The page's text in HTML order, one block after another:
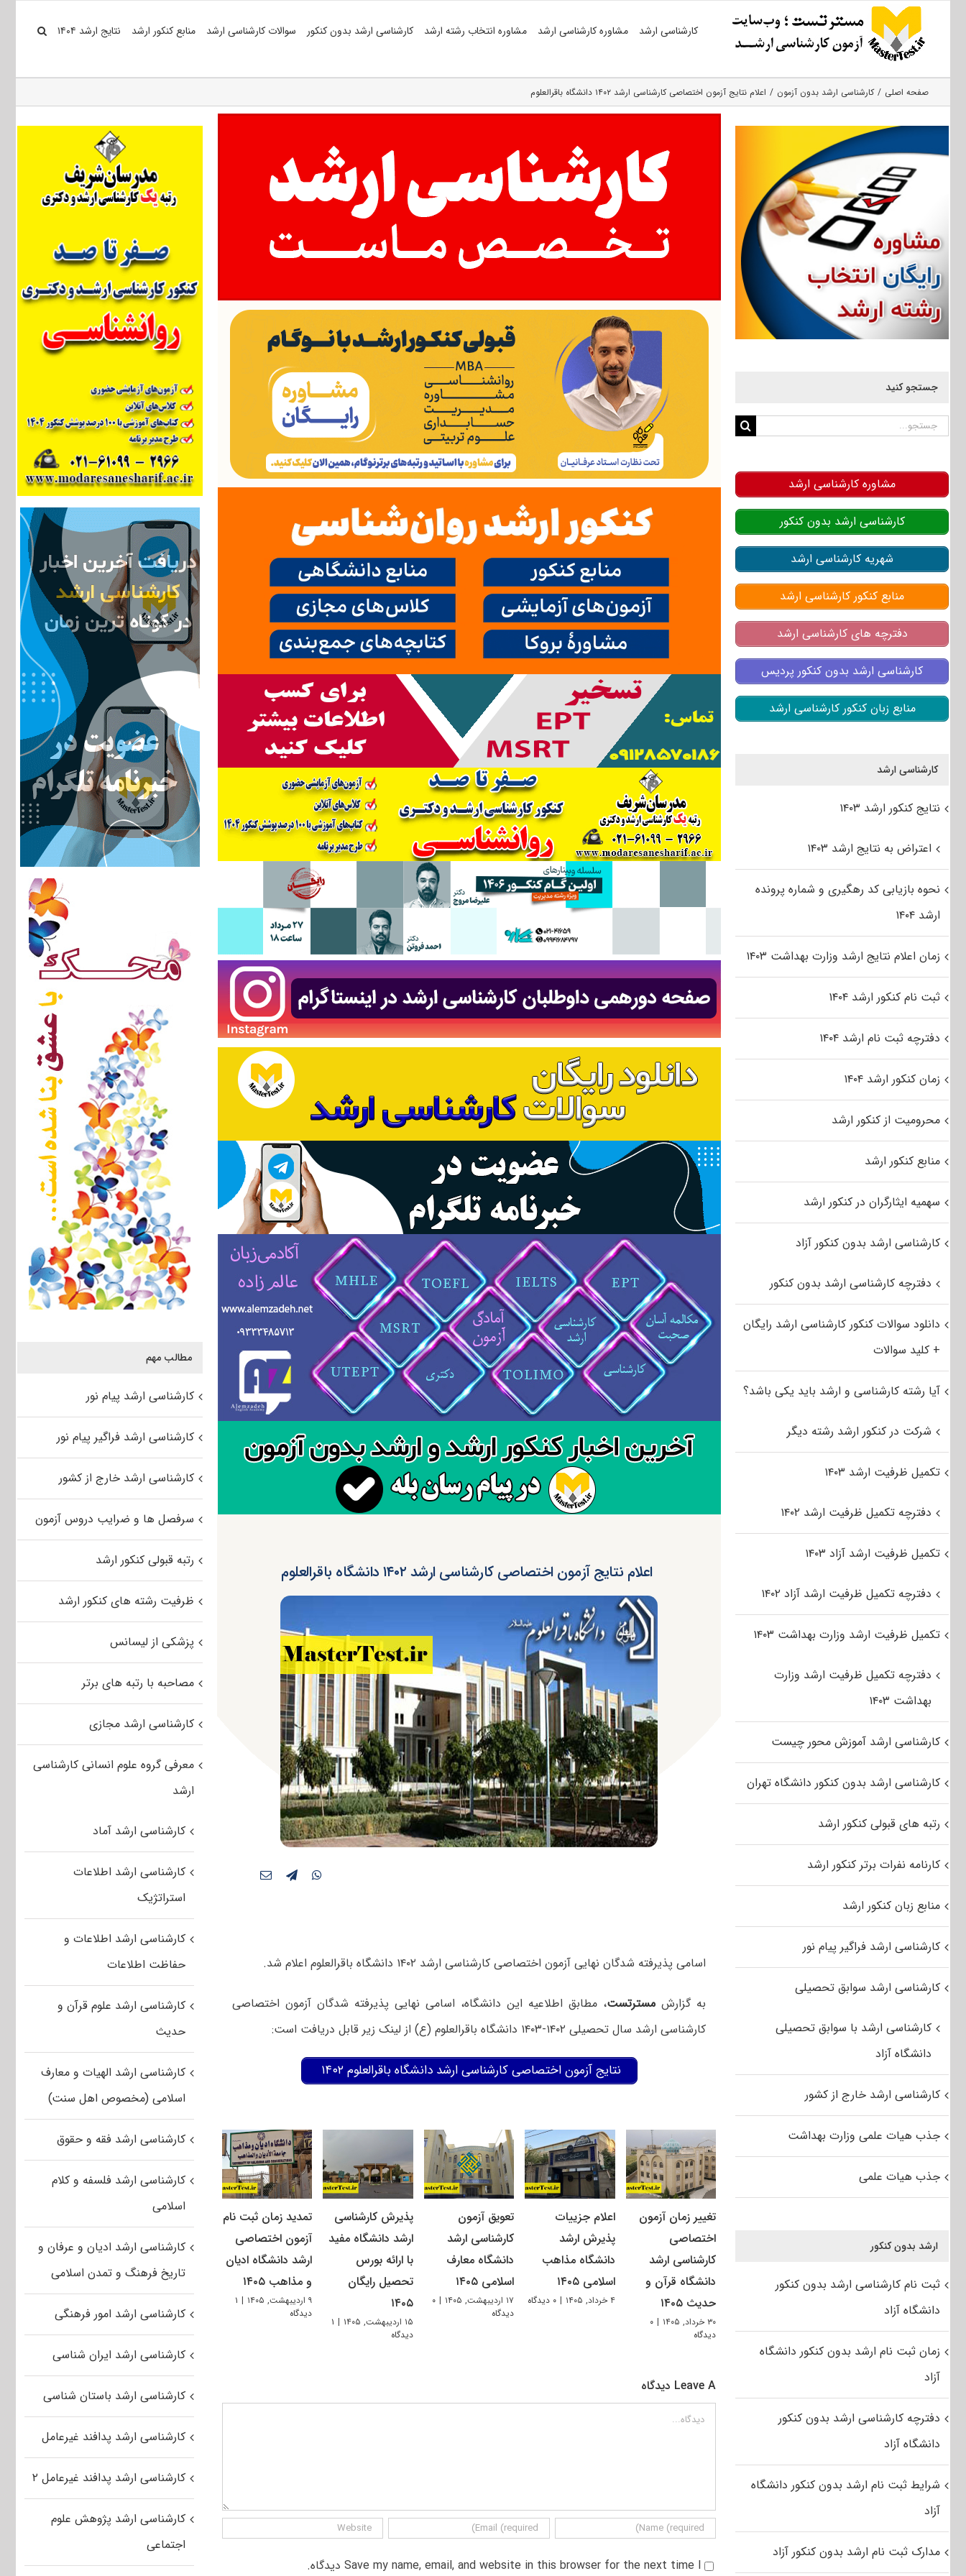
کارشناسی ارشد مشاوره کارشناسی ارشد مشاوره انتخاب رشته ارشد کارشناسی ارشد بدون کنکور سوالات کارشناسی ارشد منابع کنکور ارشد نتایج ارشد ۱۴۰۴
صفحه اصلی کارشناسی ارشد بدون آزمون اعلام نتایج آزمون اختصاصی کارشناسی ارشد ۱۴۰۲ دانشگاه باقرالعلوم
اعلام نتایج آزمون اختصاصی کارشناسی ارشد ۱۴۰۲ دانشگاه باقرالعلوم
اسامی پذیرفته شدگان نهایی آزمون اختصاصی کارشناسی ارشد ۱۴۰۲ دانشگاه باقرالعلوم اعلام شد.
به گزارش مسترتست، مطابق اطلاعیه این دانشگاه، اسامی نهایی پذیرفته شدگان آزمون اختصاصی
کارشناسی ارشد سال تحصیلی ۱۴۰۲-۱۴۰۳ دانشگاه باقرالعلوم (ع) از لینک زیر قابل دریافت است:
نتایج آزمون اختصاصی کارشناسی ارشد دانشگاه باقرالعلوم ۱۴۰۲
تغییر زمان آزمون
اختصاصی
کارشناسی ارشد
دانشگاه قرآن و
حدیث ۱۴۰۵
۳۰ خرداد, ۱۴۰۵ | ۰
دیدگاه
اعلام جزییات
پذیرش ارشد
دانشگاه مذاهب
اسلامی ۱۴۰۵
۴ خرداد, ۱۴۰۵ | ۰ دیدگاه
تعویق آزمون
کارشناسی ارشد
دانشگاه معارف
اسلامی ۱۴۰۵
۱۷ اردیبهشت, ۱۴۰۵ | ۰
دیدگاه
پذیرش کارشناسی
ارشد دانشگاه مفید
با ارائه بورس
تحصیل رایگان
۱۴۰۵
۱۵ اردیبهشت, ۱۴۰۵ | ۱
دیدگاه
تمدید زمان ثبت نام
آزمون اختصاصی
ارشد دانشگاه ادیان
و مذاهب ۱۴۰۵
۹ اردیبهشت, ۱۴۰۵ | ۱
دیدگاه
Leave A دیدگاه
دیدگاه
Save my name, email, and website in this browser for the next time I دیدگاه.
مطالب مهم
کارشناسی ارشد پیام نور
کارشناسی ارشد فراگیر پیام نور
کارشناسی ارشد خارج از کشور
سرفصل ها و ضرایب دروس آزمون
رتبه قبولی کنکور ارشد
ظرفیت رشته های کنکور ارشد
پزشکی از لیسانس
مصاحبه با رتبه های برتر
کارشناسی ارشد مجازی
معرفی گروه علوم انسانی کارشناسی
ارشد
کارشناسی ارشد آماد
کارشناسی ارشد اطلاعات
استراتژیک
کارشناسی ارشد اطلاعات و
حفاظت اطلاعات
کارشناسی ارشد علوم قرآن و
حدیث
کارشناسی ارشد الهیات و معارف
اسلامی (مخصوص اهل سنت)
کارشناسی ارشد فقه و حقوق
کارشناسی ارشد فلسفه و کلام
اسلامی
کارشناسی ارشد ادیان و عرفان و
تاریخ فرهنگ و تمدن اسلامی
کارشناسی ارشد امور فرهنگی
کارشناسی ارشد ایران شناسی
کارشناسی ارشد باستان شناسی
کارشناسی ارشد پدافند غیرعامل
کارشناسی ارشد پدافند غیرعامل ۲
کارشناسی ارشد پژوهش علوم
اجتماعی
جستجو کنید
جستجو
مشاوره کارشناسی ارشد
کارشناسی ارشد بدون کنکور
شهریه کارشناسی ارشد
منابع کنکور کارشناسی ارشد
دفترچه های کارشناسی ارشد
کارشناسی ارشد بدون کنکور پردیس
منابع زبان کنکور کارشناسی ارشد
کارشناسی ارشد
نتایج کنکور ارشد ۱۴۰۳
اعتراض به نتایج ارشد ۱۴۰۳
نحوه بازیابی کد رهگیری و شماره پرونده
ارشد ۱۴۰۴
زمان اعلام نتایج ارشد وزارت بهداشت ۱۴۰۳
ثبت نام کنکور ارشد ۱۴۰۴
دفترچه ثبت نام ارشد ۱۴۰۴
زمان کنکور ارشد ۱۴۰۴
محرومیت از کنکور ارشد
منابع کنکور ارشد
سهمیه ایثارگران در کنکور ارشد
کارشناسی ارشد بدون کنکور آزاد
دفترچه کارشناسی ارشد بدون کنکور
دانلود سوالات کنکور کارشناسی ارشد رایگان
+ کلید سوالات
آیا رشته کارشناسی و ارشد باید یکی باشد؟
شرکت در کنکور ارشد رشته دیگر
تکمیل ظرفیت ارشد ۱۴۰۳
دفترچه تکمیل ظرفیت ارشد ۱۴۰۲
تکمیل ظرفیت ارشد آزاد ۱۴۰۳
دفترچه تکمیل ظرفیت ارشد آزاد ۱۴۰۲
تکمیل ظرفیت ارشد وزارت بهداشت ۱۴۰۳
دفترچه تکمیل ظرفیت ارشد وزارت
بهداشت ۱۴۰۳
کارشناسی ارشد آموزش محور چیست
کارشناسی ارشد بدون کنکور دانشگاه تهران
رتبه های قبولی کنکور ارشد
کارنامه نفرات برتر کنکور ارشد
منابع زبان کنکور ارشد
کارشناسی ارشد فراگیر پیام نور
کارشناسی ارشد سوابق تحصیلی
کارشناسی ارشد با سوابق تحصیلی
دانشگاه آزاد
کارشناسی ارشد خارج از کشور
جذب هیات علمی وزارت بهداشت
جذب هیات علمی
ارشد بدون کنکور
ثبت نام کارشناسی ارشد بدون کنکور
دانشگاه آزاد
زمان ثبت نام ارشد بدون کنکور دانشگاه
آزاد
دفترچه کارشناسی ارشد بدون کنکور
دانشگاه آزاد
شرایط ثبت نام ارشد بدون کنکور دانشگاه
آزاد
مدارک ثبت نام ارشد بدون کنکور آزاد